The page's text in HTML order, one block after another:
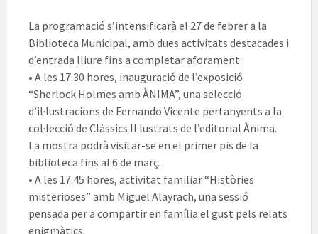
La programació s’intensificarà el 27 de febrer a la
Biblioteca Municipal, amb dues activitats destacades i
d’entrada lliure fins a completar aforament:
• A les 17.30 hores, inauguració de l’exposició
“Sherlock Holmes amb ÀNIMA”, una selecció
d’il·lustracions de Fernando Vicente pertanyents a la
col·lecció de Clàssics Il·lustrats de l’editorial Ànima.
La mostra podrà visitar-se en el primer pis de la
biblioteca fins al 6 de març.
• A les 17.45 hores, activitat familiar “Històries
misterioses” amb Miguel Alayrach, una sessió
pensada per a compartir en família el gust pels relats
enigmàtics.